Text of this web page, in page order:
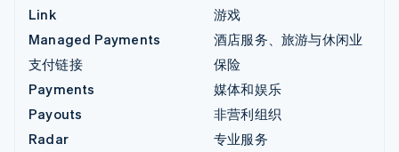
Link
Managed Payments
支付链接
Payments
Payouts
Radar
游戏
酒店服务、旅游与休闲业
保险
媒体和娱乐
非营利组织
专业服务